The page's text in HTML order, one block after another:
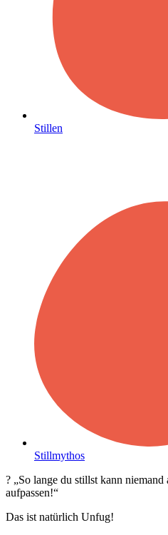
Stillen
Stillmythos
? „So lange du stillst kann niemand
aufpassen!“
Das ist natürlich Unfug!